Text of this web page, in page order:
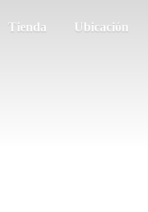
Tienda Ubicación